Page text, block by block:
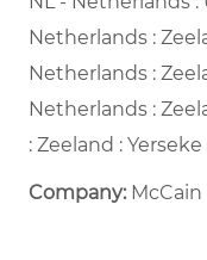
Netherlands :
Netherlands :
Netherlands :
: Zeeland : Yerseke
Company: McCain